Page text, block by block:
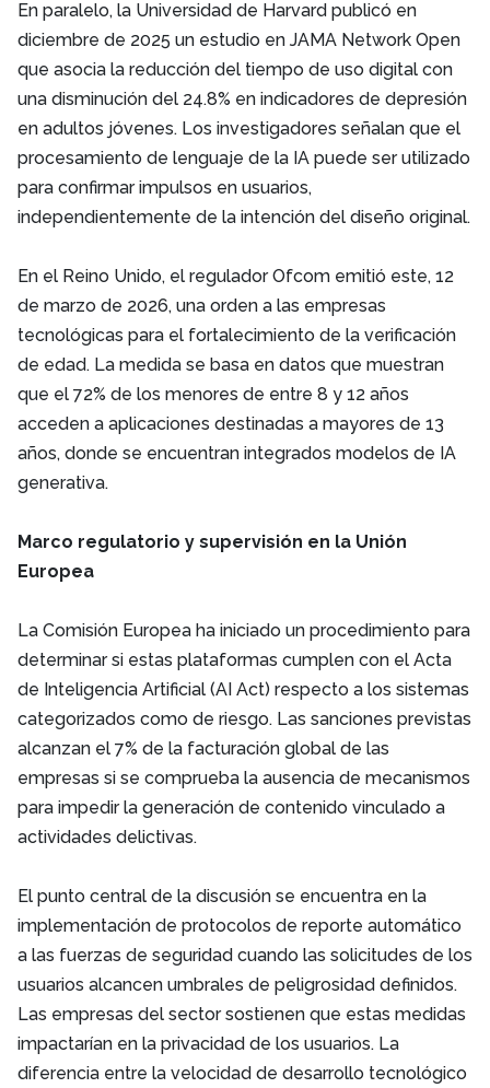
En paralelo, la Universidad de Harvard publicó en
diciembre de 2025 un estudio en JAMA Network Open
que asocia la reducción del tiempo de uso digital con
una disminución del 24.8% en indicadores de depresión
en adultos jóvenes. Los investigadores señalan que el
procesamiento de lenguaje de la IA puede ser utilizado
para confirmar impulsos en usuarios,
independientemente de la intención del diseño original.
En el Reino Unido, el regulador Ofcom emitió este, 12
de marzo de 2026, una orden a las empresas
tecnológicas para el fortalecimiento de la verificación
de edad. La medida se basa en datos que muestran
que el 72% de los menores de entre 8 y 12 años
acceden a aplicaciones destinadas a mayores de 13
años, donde se encuentran integrados modelos de IA
generativa.
Marco regulatorio y supervisión en la Unión
Europea
La Comisión Europea ha iniciado un procedimiento para
determinar si estas plataformas cumplen con el Acta
de Inteligencia Artificial (AI Act) respecto a los sistemas
categorizados como de riesgo. Las sanciones previstas
alcanzan el 7% de la facturación global de las
empresas si se comprueba la ausencia de mecanismos
para impedir la generación de contenido vinculado a
actividades delictivas.
El punto central de la discusión se encuentra en la
implementación de protocolos de reporte automático
a las fuerzas de seguridad cuando las solicitudes de los
usuarios alcancen umbrales de peligrosidad definidos.
Las empresas del sector sostienen que estas medidas
impactarían en la privacidad de los usuarios. La
diferencia entre la velocidad de desarrollo tecnológico